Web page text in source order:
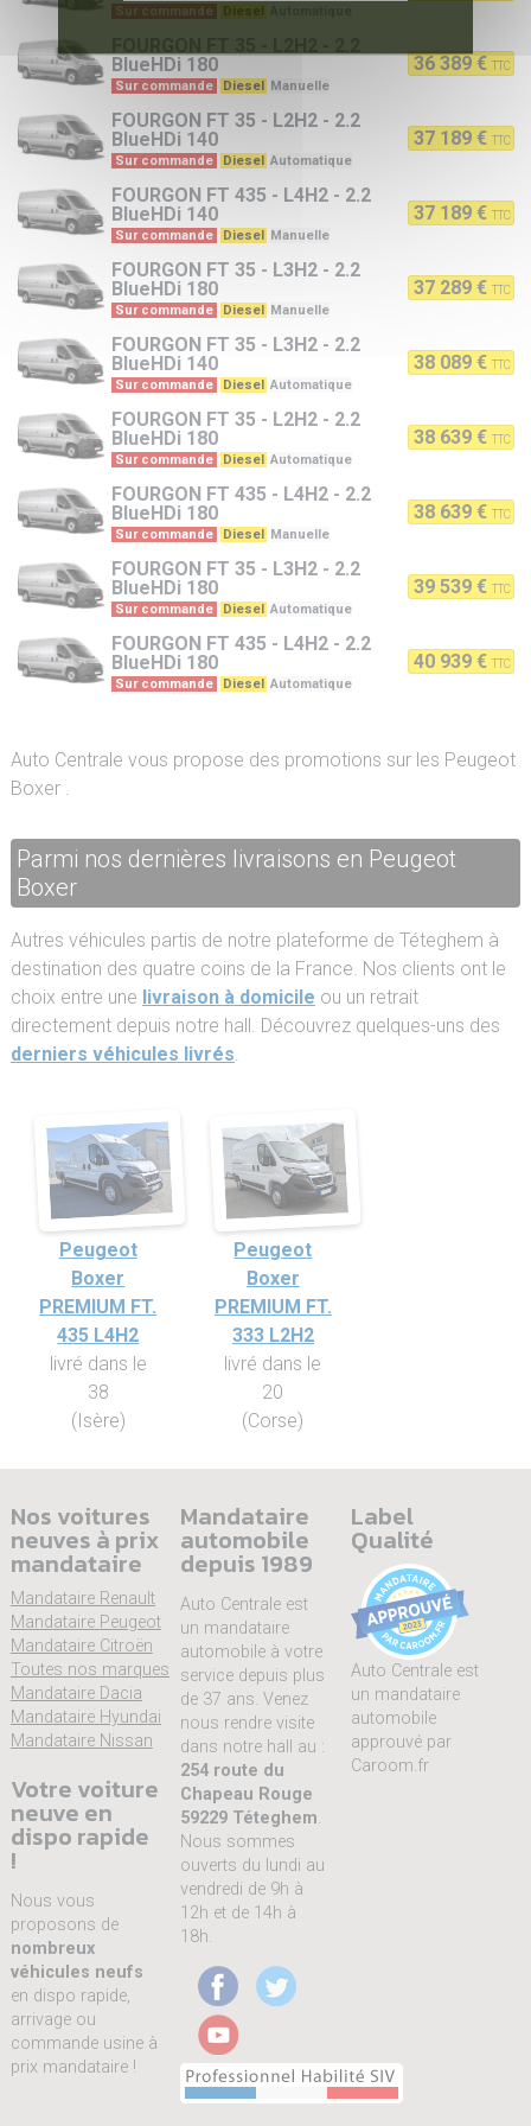
Sur commande Diesel
BlueHDi 180
Sur commande Diesel Manuelle
36 389 € TTC
FOURGON FT 35 - L2H2 - 2.2
BlueHDi 140
Sur commande Diesel Automatique
37 189 € TTC
FOURGON FT 435 - L4H2 - 2.2
BlueHDi 140
Sur commande Diesel Manuelle
37 189 € TTC
FOURGON FT 35 - L3H2 - 2.2
BlueHDi 180
Sur commande Diesel Manuelle
37 289 € TTC
FOURGON FT 35 - L3H2 - 2.2
BlueHDi 140
Sur commande Diesel Automatique
38 089 € TTC
FOURGON FT 35 - L2H2 - 2.2
BlueHDi 180
Sur commande Diesel Automatique
38 639 € TTC
FOURGON FT 435 - L4H2 - 2.2
BlueHDi 180
Sur commande Diesel Manuelle
38 639 € TTC
FOURGON FT 35 - L3H2 - 2.2
BlueHDi 180
Sur commande Diesel Automatique
39 539 € TTC
FOURGON FT 435 - L4H2 - 2.2
BlueHDi 180
Sur commande Diesel Automatique
40 939 € TTC
Auto Centrale vous propose des promotions sur les Peugeot
Boxer .
Parmi nos dernières livraisons en Peugeot
Boxer
Autres véhicules partis de notre plateforme de Téteghem à
destination des quatre coins de la France. Nos clients ont le
choix entre une livraison à domicile ou un retrait
directement depuis notre hall. Découvrez quelques-uns des
derniers véhicules livrés.
Peugeot
Boxer
PREMIUM FT.
435 L4H2
livré dans le
38
(Isère)
Peugeot
Boxer
PREMIUM FT.
333 L2H2
livré dans le
20
(Corse)
Nos voitures
neuves à prix
mandataire
Mandataire Renault
Mandataire Peugeot
Mandataire Citroën
Toutes nos marques
Mandataire Dacia
Mandataire Hyundai
Mandataire Nissan
Votre voiture
neuve en
dispo rapide
!
Nous vous
proposons de
nombreux
véhicules neufs
en dispo rapide,
arrivage ou
commande usine à
prix mandataire !
Mandataire
automobile
depuis 1989
Auto Centrale est
un mandataire
automobile à votre
service depuis plus
de 37 ans. Venez
nous rendre visite
dans notre hall au :
254 route du
Chapeau Rouge
59229 Téteghem.
Nous sommes
ouverts du lundi au
vendredi de 9h à
12h et de 14h à
18h.
Label
Qualité
Auto Centrale est
un mandataire
automobile
approuvé par
Caroom.fr